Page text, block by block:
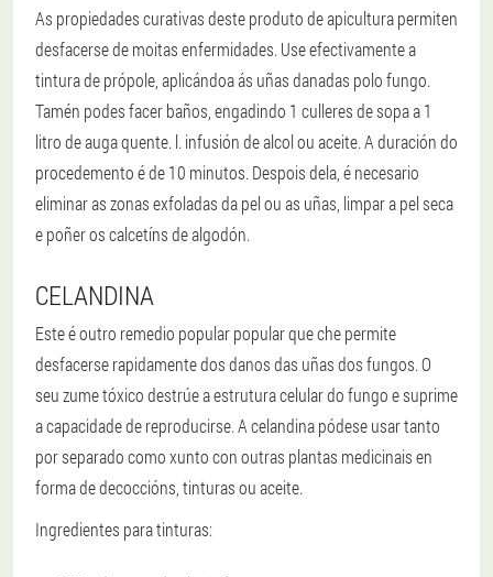
As propiedades curativas deste produto de apicultura permiten
desfacerse de moitas enfermidades. Use efectivamente a
tintura de própole, aplicándoa ás uñas danadas polo fungo.
Tamén podes facer baños, engadindo 1 culleres de sopa a 1
litro de auga quente. l. infusión de alcol ou aceite. A duración do
procedemento é de 10 minutos. Despois dela, é necesario
eliminar as zonas exfoladas da pel ou as uñas, limpar a pel seca
e poñer os calcetíns de algodón.
CELANDINA
Este é outro remedio popular popular que che permite
desfacerse rapidamente dos danos das uñas dos fungos. O
seu zume tóxico destrúe a estrutura celular do fungo e suprime
a capacidade de reproducirse. A celandina pódese usar tanto
por separado como xunto con outras plantas medicinais en
forma de decoccións, tinturas ou aceite.
Ingredientes para tinturas: